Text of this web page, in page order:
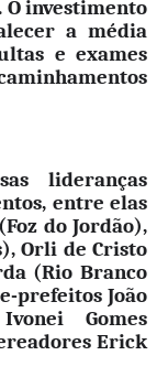
O investimento
a média
e exames
lideranças
entre elas
do Jordão),
Orli de Cristo
(Rio Branco
prefeitos João
Gomes
Erick